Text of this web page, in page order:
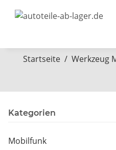
Startseite Werkzeug
Kategorien
Mobilfunk